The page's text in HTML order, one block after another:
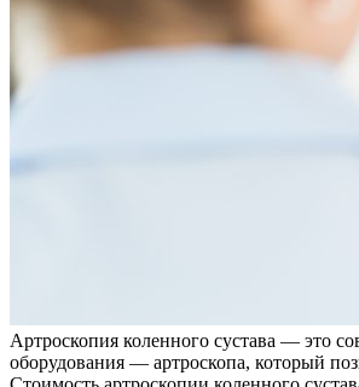
Артроскопия коленного сустава — это
оборудования — артроскопа, который